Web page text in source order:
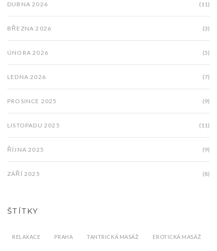
DUBNA 2026 (11)
BŘEZNA 2026 (3)
ÚNORA 2026 (5)
LEDNA 2026 (7)
PROSINCE 2025 (9)
LISTOPADU 2025 (11)
ŘÍJNA 2025 (9)
ZÁŘÍ 2025 (8)
ŠTÍTKY
RELAXACE PRAHA TANTRICKÁ MASÁŽ EROTICKÁ MASÁŽ